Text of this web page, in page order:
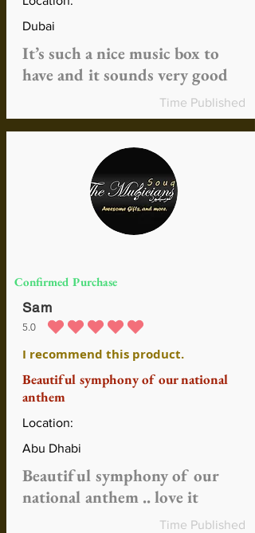
Dubai
It’s such a nice music box to
have and it sounds very good
Time Published
Confirmed Purchase
Sam
5.0
la calificación promedio es 5 de 5
I recommend this product.
Beautiful symphony of our national
anthem
Location:
Abu Dhabi
Beautiful symphony of our
national anthem .. love it
Time Published